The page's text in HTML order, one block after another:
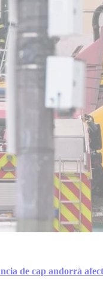
de cap andorrà